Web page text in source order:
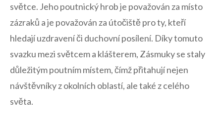
světce. Jeho poutnický hrob je považován za místo
zázraků a je považován za útočiště pro ty, kteří
hledají uzdravení či duchovní posílení. Díky tomuto⁢
svazku mezi světcem a klášterem, ⁢Zásmuky se staly
důležitým poutním místem, čímž přitahují nejen
návštěvníky z okolních oblastí, ale také z celého
světa.